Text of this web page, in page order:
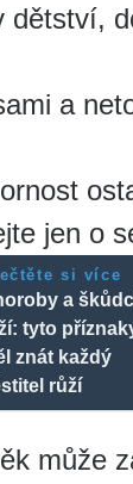
dětství,
a
jen o
si více
a
tyto
znát každý
růží
může